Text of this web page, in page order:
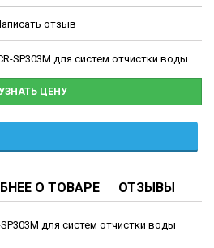
отзыв
SP303M для систем отчистки воды
ЦЕНУ
О ТОВАРЕ ОТЗЫВЫ
для систем отчистки воды